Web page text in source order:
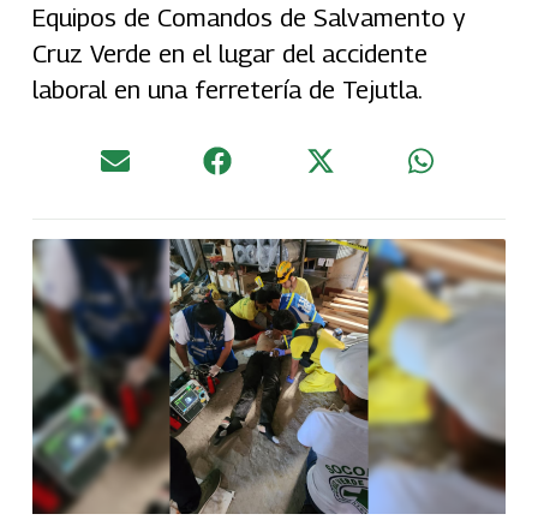
Equipos de Comandos de Salvamento y
Cruz Verde en el lugar del accidente
laboral en una ferretería de Tejutla.